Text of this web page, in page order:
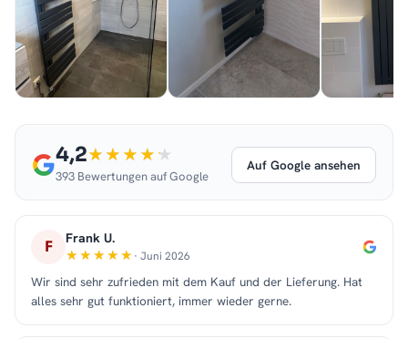
4,2
393 Bewertungen auf Google
Auf Google ansehen
F Frank U.
· Juni 2026
Wir sind sehr zufrieden mit dem Kauf und der Lieferung. Hat
alles sehr gut funktioniert, immer wieder gerne.